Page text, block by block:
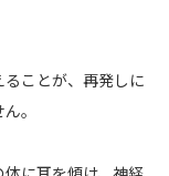
ことが、再発しに
。